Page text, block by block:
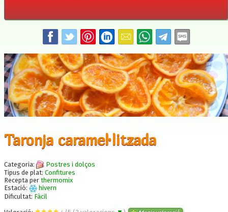
Taronja caramel·litzada
Categoria:
Postres i dolços
Tipus de plat: Confitures
Recepta per thermomix
Estació:
hivern
Dificultat: Fàcil